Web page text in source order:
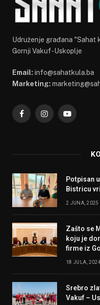
Udruženje građana "Sahat
Gornji Vakuf-Uskoplje
Email: info@sahatkula.ba
Marketing:
FacebookInstagramYouTube
Potpisan
Bistricu
2 JUNA, 2025
Zašto se
koju je
firme iz
18 JULA, 2024
Srebro
Vakuf –